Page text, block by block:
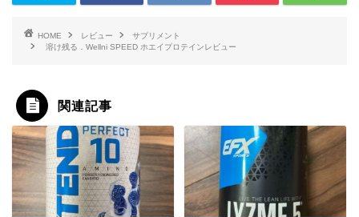
HOME レビュー
サプリメント
溶け残る．Wellni SPEED ホエイプロテインレビュー
関連記事